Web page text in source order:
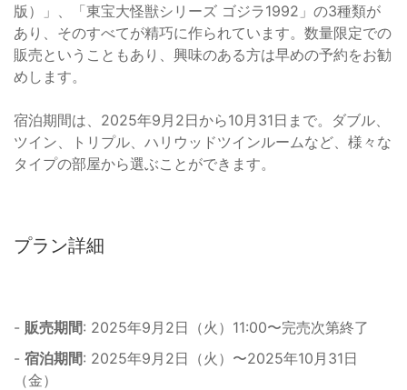
版）」、「東宝大怪獣シリーズ ゴジラ1992」の3種類が
あり、そのすべてが精巧に作られています。数量限定での
販売ということもあり、興味のある方は早めの予約をお勧
めします。
宿泊期間は、2025年9月2日から10月31日まで。ダブル、
ツイン、トリプル、ハリウッドツインルームなど、様々な
タイプの部屋から選ぶことができます。
プラン詳細
- 販売期間: 2025年9月2日（火）11:00〜完売次第終了
- 宿泊期間: 2025年9月2日（火）〜2025年10月31日
（金）